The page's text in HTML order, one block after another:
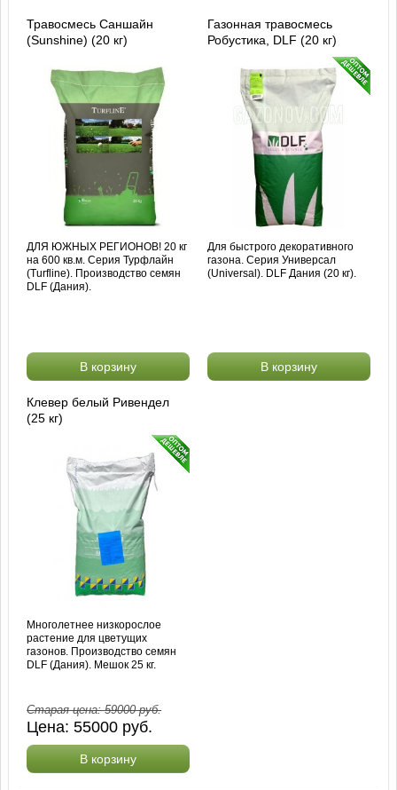
Травосмесь Саншайн
(Sunshine) (20 кг)
ДЛЯ ЮЖНЫХ РЕГИОНОВ! 20 кг
на 600 кв.м. Серия Турфлайн
(Turfline). Производство семян
DLF (Дания).
В корзину
Газонная травосмесь
Робустика, DLF (20 кг)
Для быстрого декоративного
газона. Серия Универсал
(Universal). DLF Дания (20 кг).
В корзину
Клевер белый Ривендел
(25 кг)
Многолетнее низкорослое
растение для цветущих
газонов. Производство семян
DLF (Дания). Мешок 25 кг.
Старая цена:59000руб.
Цена:55000 руб.
В корзину